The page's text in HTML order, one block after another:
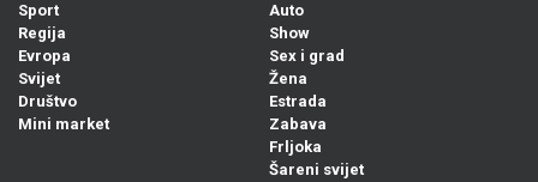
Sport
Regija
Evropa
Svijet
Društvo
Mini market
Auto
Show
Sex i grad
Žena
Estrada
Zabava
Frljoka
Šareni svijet